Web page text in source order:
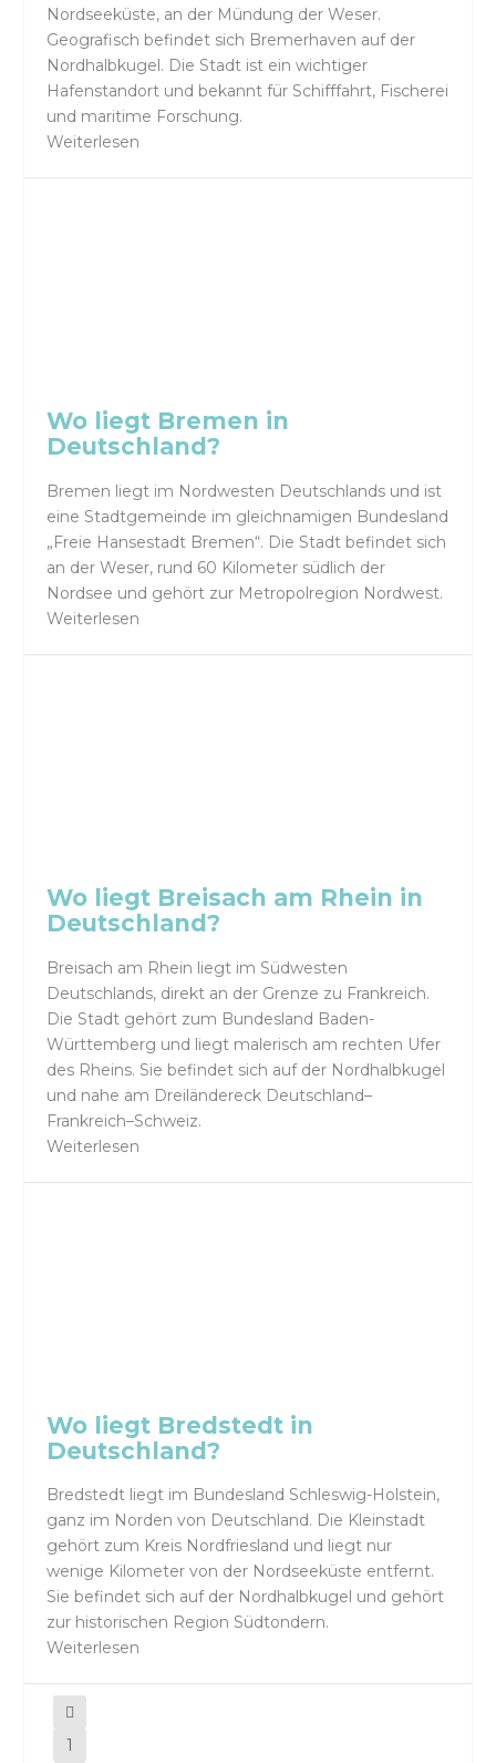
Nordseeküste, an der Mündung der Weser.
Geografisch befindet sich Bremerhaven auf der
Nordhalbkugel. Die Stadt ist ein wichtiger
Hafenstandort und bekannt für Schifffahrt, Fischerei
und maritime Forschung.
Weiterlesen
Wo liegt Bremen in
Deutschland?
Bremen liegt im Nordwesten Deutschlands und ist
eine Stadtgemeinde im gleichnamigen Bundesland
„Freie Hansestadt Bremen“. Die Stadt befindet sich
an der Weser, rund 60 Kilometer südlich der
Nordsee und gehört zur Metropolregion Nordwest.
Weiterlesen
Wo liegt Breisach am Rhein in
Deutschland?
Breisach am Rhein liegt im Südwesten
Deutschlands, direkt an der Grenze zu Frankreich.
Die Stadt gehört zum Bundesland Baden-
Württemberg und liegt malerisch am rechten Ufer
des Rheins. Sie befindet sich auf der Nordhalbkugel
und nahe am Dreiländereck Deutschland–
Frankreich–Schweiz.
Weiterlesen
Wo liegt Bredstedt in
Deutschland?
Bredstedt liegt im Bundesland Schleswig-Holstein,
ganz im Norden von Deutschland. Die Kleinstadt
gehört zum Kreis Nordfriesland und liegt nur
wenige Kilometer von der Nordseeküste entfernt.
Sie befindet sich auf der Nordhalbkugel und gehört
zur historischen Region Südtondern.
Weiterlesen
1